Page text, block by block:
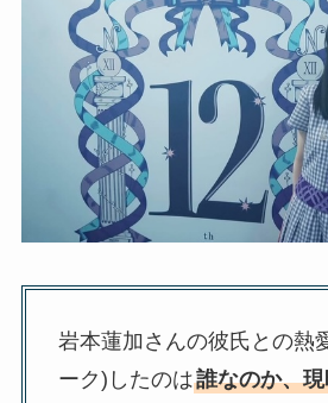
岩本蓮加さんの彼氏との熱
ーク)したのは誰なのか、